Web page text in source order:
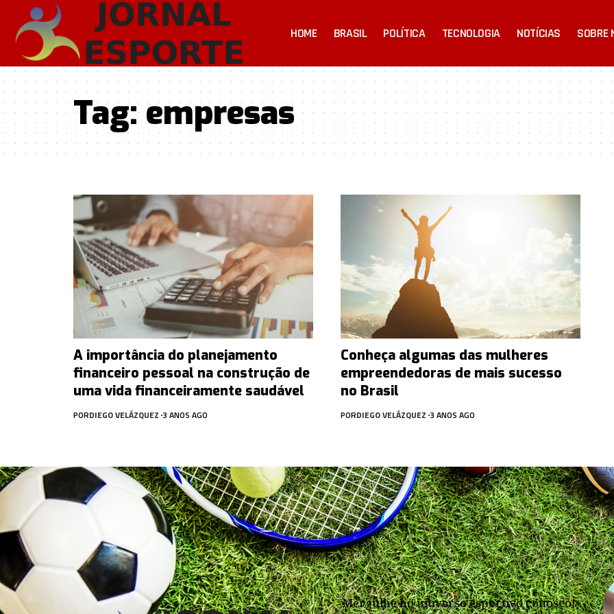
HOME BRASIL POLÍTICA TECNOLOGIA NOTÍCIAS SOBRE
Tag:empresas
A importância do planejamento
financeiro pessoal na construção de
uma vida financeiramente saudável
PORDIEGO VELÁZQUEZ 3 ANOS AGO
Conheça algumas das mulheres
empreendedoras de mais sucesso
no Brasil
PORDIEGO VELÁZQUEZ 3 ANOS AGO
Mergulhe no universo esportivo conosco!